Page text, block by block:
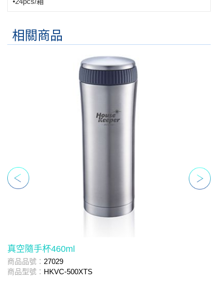
相關商品
真空隨手杯460ml
商品品號： 27029
商品型號： HKVC-500XTS